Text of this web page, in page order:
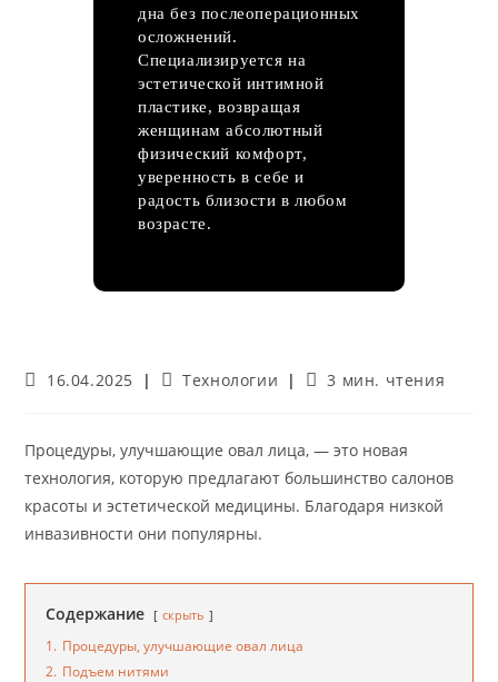
дна без послеоперационных
осложнений.
Специализируется на
эстетической интимной
пластике, возвращая
женщинам абсолютный
физический комфорт,
уверенность в себе и
радость близости в любом
возрасте.
Запись
16.04.2025
Рубрика
Технологии
Время
3 мин. чтения
Процедуры, улучшающие овал лица, — это новая
технология, которую предлагают большинство салонов
красоты и эстетической медицины. Благодаря низкой
инвазивности они популярны.
Содержание скрыть
1. Процедуры, улучшающие овал лица
2. Подъем нитями